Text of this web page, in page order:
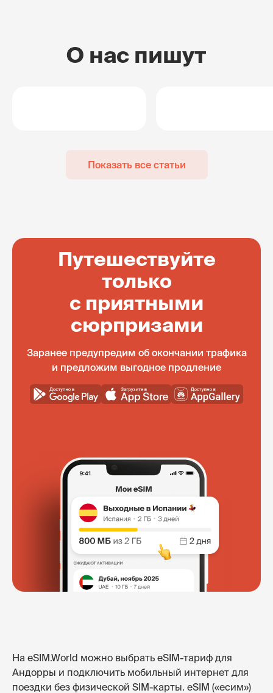
О нас пишут
Показать все статьи
Путешествуйте
только
с приятными
сюрпризами
Заранее предупредим об окончании трафика
и предложим выгодное продление
На eSIM.World можно выбрать eSIM-тариф для
Андорры и подключить мобильный интернет для
поездки без физической SIM-карты. eSIM («есим»)